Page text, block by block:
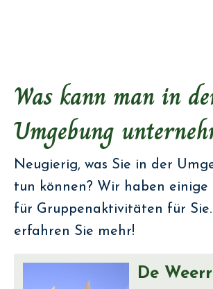
Was kann man in
Umgebung
Neugierig, was Sie in der
tun können? Wir haben einige
für Gruppenaktivitäten für
erfahren Sie mehr!
De